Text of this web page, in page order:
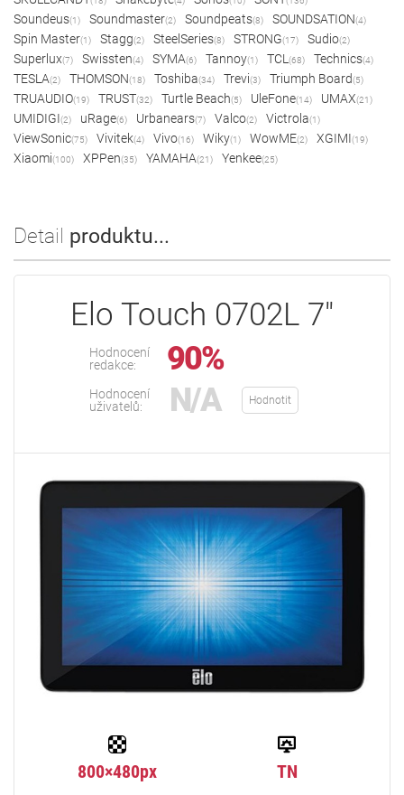
Soundeus(1) Soundmaster(2) Soundpeats(8) SOUNDSATION(4)
Spin Master(1) Stagg(2) SteelSeries(8) STRONG(17) Sudio(2)
Superlux(7) Swissten(4) SYMA(6) Tannoy(1) TCL (68) Technics(4)
TESLA(2) THOMSON(18) Toshiba(34) Trevi(3) Triumph Board(5)
TRUAUDIO(19) TRUST(32) Turtle Beach(5) UleFone(14) UMAX(21)
UMIDIGI(2) uRage(6) Urbanears(7) Valco(2) Victrola(1)
ViewSonic(75) Vivitek(4) Vivo(16) Wiky(1) WowME(2) XGIMI(19)
Xiaomi(100) XPPen(35) YAMAHA(21) Yenkee(25)
Detail produktu...
Elo Touch 0702L 7"
Hodnocení
redakce:
90%
Hodnocení
uživatelů:
N/A Hodnotit
800×480px TN